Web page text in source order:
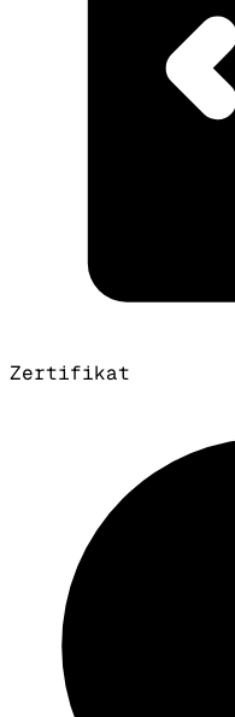
Zertifikat